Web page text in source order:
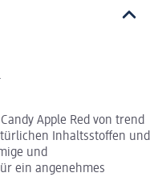
Apple Red von trend
Inhaltsstoffen und
und
ein angenehmes